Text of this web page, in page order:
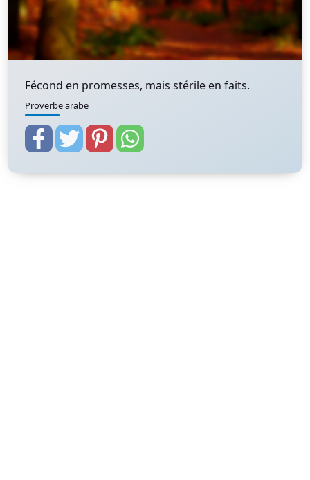
Fécond en promesses, mais stérile en faits.
Proverbe arabe